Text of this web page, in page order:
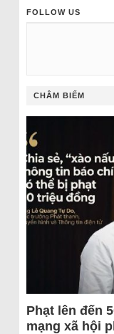
FOLLOW US
CHÂM BIẾM
Phạt lên đến
mạng xã hội